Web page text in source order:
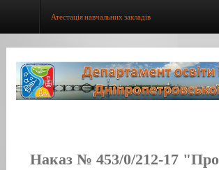
Атестація навчальних закладів
Наказ № 453/0/212-17 "Про